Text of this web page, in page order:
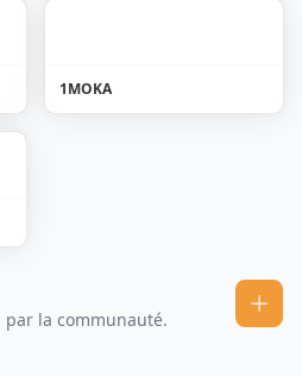
1MOKA
par la communauté.